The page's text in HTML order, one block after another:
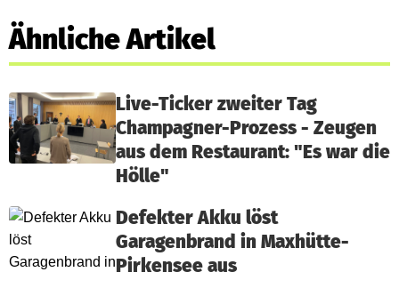
Ähnliche Artikel
Live-Ticker zweiter Tag
Champagner-Prozess - Zeugen
aus dem Restaurant: "Es war die
Hölle"
Defekter Akku löst
Garagenbrand in Maxhütte-
Pirkensee aus